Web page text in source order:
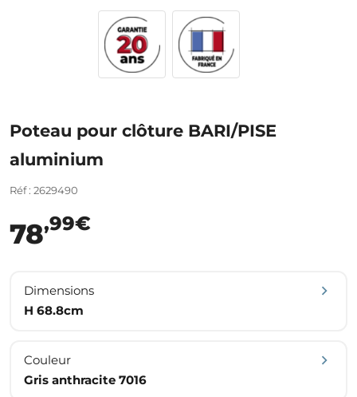
Poteau pour clôture BARI/PISE
aluminium
Réf : 2629490
78,99€
Dimensions
H 68.8cm
Couleur
Gris anthracite 7016